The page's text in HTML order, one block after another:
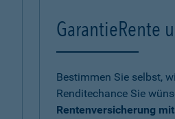
GarantieRente
Bestimmen Sie selbst,
Renditechance Sie
Rentenversicherung